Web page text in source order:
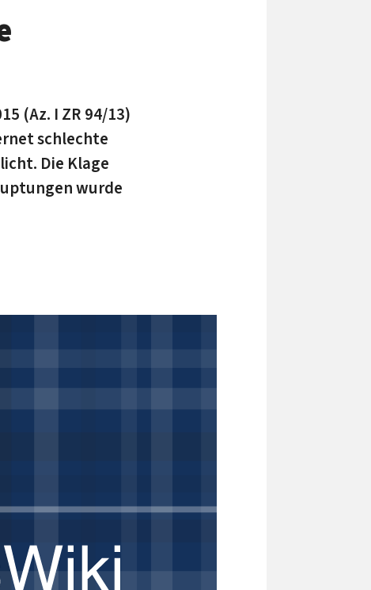
(Az. I ZR 94/13)
schlechte
Die Klage
wurde